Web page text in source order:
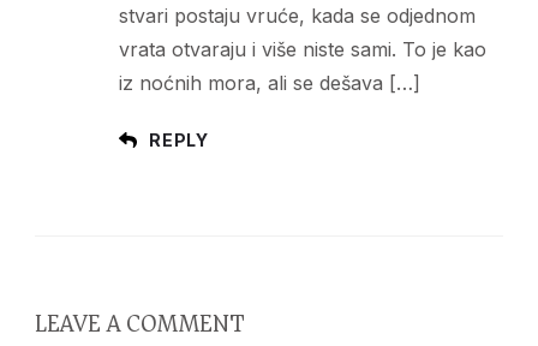
stvari postaju vruće, kada se odjednom
vrata otvaraju i više niste sami. To je kao
iz noćnih mora, ali se dešava […]
REPLY
LEAVE A COMMENT